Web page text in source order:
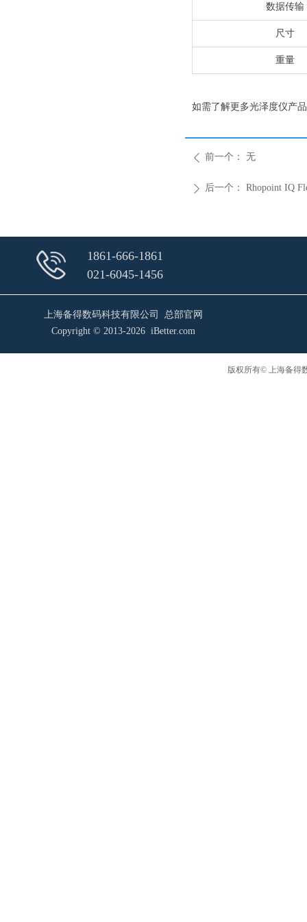
数据传输
尺寸
重量
如需了解更多光泽度仪产
ꄴ 前一个： 无
ꄲ 后一个： Rhopoint IQ
上海备得数码科技有限公司 总部官网
Copyright © 2013-2026 iBetter.com
1861-666-1861
021-6045-1456
版权所有© 上海备得